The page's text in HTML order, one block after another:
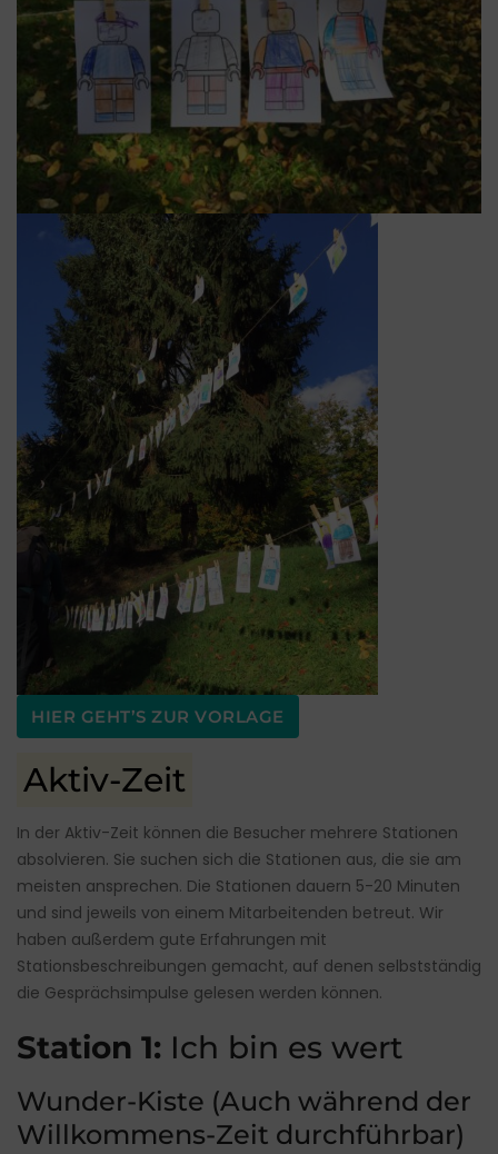
HIER GEHT’S ZUR VORLAGE
Aktiv-Zeit
In der Aktiv-Zeit können die Besucher mehrere Stationen
absolvieren. Sie suchen sich die Stationen aus, die sie am
meisten ansprechen. Die Stationen dauern 5-20 Minuten
und sind jeweils von einem Mitarbeitenden betreut. Wir
haben außerdem gute Erfahrungen mit
Stationsbeschreibungen gemacht, auf denen selbstständig
die Gesprächsimpulse gelesen werden können.
Station 1: Ich bin es wert
Wunder-Kiste (Auch während der
Willkommens-Zeit durchführbar)